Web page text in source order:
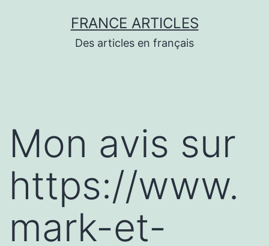
FRANCE ARTICLES
Des articles en français
Mon avis sur
https://www.
mark-et-